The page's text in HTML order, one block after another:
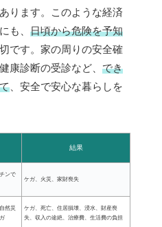
ります。このような経済
も、 日頃から危険を予知
です。家の周りの安全確
康診断の受診など、 でき
、安全で安心な暮らしを
結果
ンで
ケガ、火災、家財喪失
然災
ケガ、死亡、住居損壊、浸水、財産喪
失、収入の途絶、治療費、生活費の負担